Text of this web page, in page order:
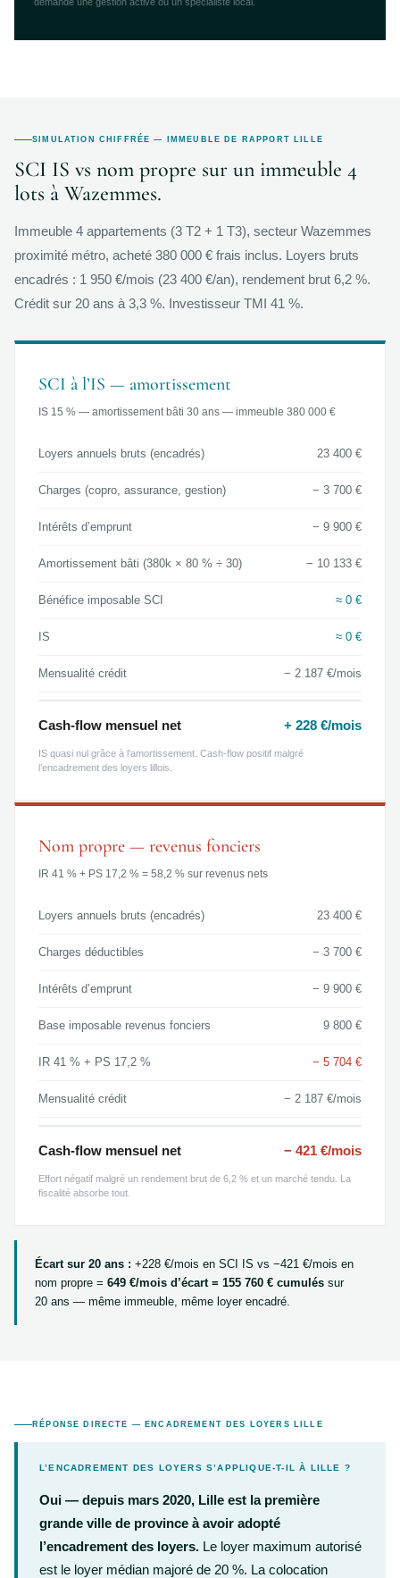
SIMULATION CHIFFRÉE — IMMEUBLE DE RAPPORT LILLE
SCI IS vs nom propre sur un immeuble 4
lots à Wazemmes.
Immeuble 4 appartements (3 T2 + 1 T3), secteur Wazemmes
proximité métro, acheté 380 000 € frais inclus. Loyers bruts
encadrés : 1 950 €/mois (23 400 €/an), rendement brut 6,2 %.
Crédit sur 20 ans à 3,3 %. Investisseur TMI 41 %.
SCI à l’IS — amortissement
IS 15 % — amortissement bâti 30 ans — immeuble 380 000 €
Loyers annuels bruts (encadrés) 23 400 €
Charges (copro, assurance, gestion) − 3 700 €
Intérêts d’emprunt − 9 900 €
Amortissement bâti (380k × 80 % ÷ 30) − 10 133 €
Bénéfice imposable SCI ≈ 0 €
IS ≈ 0 €
Mensualité crédit − 2 187 €/mois
Cash-flow mensuel net + 228 €/mois
IS quasi nul grâce à l’amortissement. Cash-flow positif malgré
l’encadrement des loyers lillois.
Nom propre — revenus fonciers
IR 41 % + PS 17,2 % = 58,2 % sur revenus nets
Loyers annuels bruts (encadrés) 23 400 €
Charges déductibles − 3 700 €
Intérêts d’emprunt − 9 900 €
Base imposable revenus fonciers 9 800 €
IR 41 % + PS 17,2 % − 5 704 €
Mensualité crédit − 2 187 €/mois
Cash-flow mensuel net − 421 €/mois
Effort négatif malgré un rendement brut de 6,2 % et un marché tendu. La
fiscalité absorbe tout.
Écart sur 20 ans : +228 €/mois en SCI IS vs −421 €/mois en
nom propre = 649 €/mois d’écart = 155 760 € cumulés sur
20 ans — même immeuble, même loyer encadré.
RÉPONSE DIRECTE — ENCADREMENT DES LOYERS LILLE
L’ENCADREMENT DES LOYERS S’APPLIQUE-T-IL À LILLE ?
Oui — depuis mars 2020, Lille est la première
grande ville de province à avoir adopté
l’encadrement des loyers. Le loyer maximum autorisé
est le loyer médian majoré de 20 %. La colocation